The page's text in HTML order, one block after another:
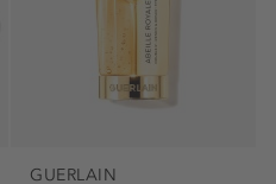
GUERLAIN